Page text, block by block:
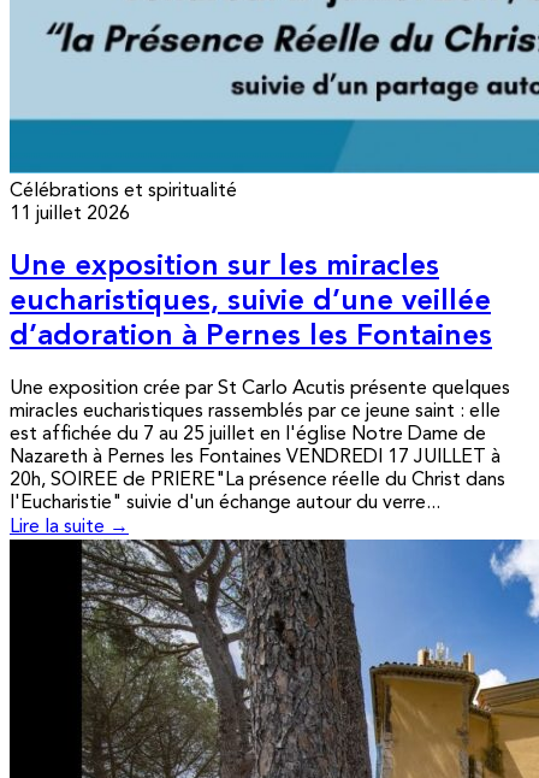
Célébrations et spiritualité
11 juillet 2026
Une exposition sur les miracles
eucharistiques, suivie d’une veillée
d’adoration à Pernes les Fontaines
Une exposition crée par St Carlo Acutis présente quelques
miracles eucharistiques rassemblés par ce jeune saint : elle
est affichée du 7 au 25 juillet en l'église Notre Dame de
Nazareth à Pernes les Fontaines VENDREDI 17 JUILLET à
20h, SOIREE de PRIERE"La présence réelle du Christ dans
l'Eucharistie" suivie d'un échange autour du verre...
Lire la suite →